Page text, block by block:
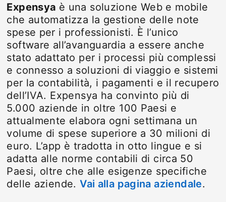
Expensya è una soluzione Web e mobile
che automatizza la gestione delle note
spese per i professionisti. È l’unico
software all’avanguardia a essere anche
stato adattato per i processi più complessi
e connesso a soluzioni di viaggio e sistemi
per la contabilità, i pagamenti e il recupero
dell’IVA. Expensya ha convinto più di
5.000 aziende in oltre 100 Paesi e
attualmente elabora ogni settimana un
volume di spese superiore a 30 milioni di
euro. L’app è tradotta in otto lingue e si
adatta alle norme contabili di circa 50
Paesi, oltre che alle esigenze specifiche
delle aziende.Vai alla pagina aziendale.